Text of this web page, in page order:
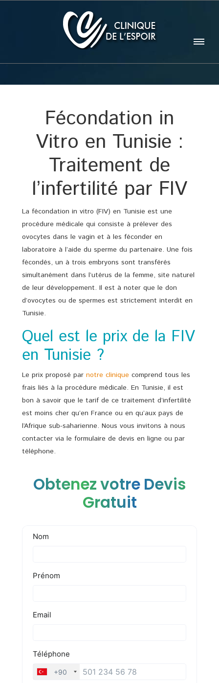
Fécondation in
Vitro en Tunisie :
Traitement de
l’infertilité par FIV
La fécondation in vitro (FIV) en Tunisie est une
procédure médicale qui consiste à prélever des
ovocytes dans le vagin et à les féconder en
laboratoire à l’aide du sperme du partenaire. Une fois
fécondés, un à trois embryons sont transférés
simultanément dans l’utérus de la femme, site naturel
de leur développement. Il est à noter que le don
d’ovocytes ou de spermes est strictement interdit en
Tunisie.
Quel est le prix de la FIV
en Tunisie ?
Le prix proposé par notre clinique comprend tous les
frais liés à la procédure médicale. En Tunisie, il est
bon à savoir que le tarif de ce traitement d’infertilité
est moins cher qu’en France ou en qu’aux pays de
l’Afrique sub-saharienne. Nous vous invitons à nous
contacter via le formulaire de devis en ligne ou par
téléphone.
Obtenez votre Devis
Gratuit